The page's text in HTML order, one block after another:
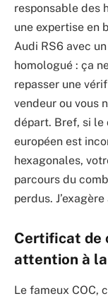
responsable des
une expertise en
Audi RS6 avec
homologué : ça
repasser une
vendeur ou vous
départ. Bref, si
européen est
hexagonales,
parcours du
perdus.
Certificat de
attention à
Le fameux COC,